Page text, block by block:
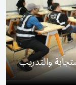
والتدريب